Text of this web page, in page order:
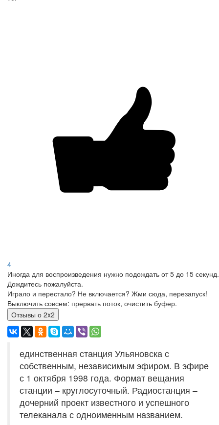
4
Иногда для воспроизведения нужно подождать от 5 до 15 секунд.
Дождитесь пожалуйста.
Играло и перестало? Не включается? Жми сюда, перезапуск!
Выключить совсем: прервать поток, очистить буфер.
Отзывы о 2x2
единственная станция Ульяновска с
собственным, независимым эфиром. В эфире
с 1 октября 1998 года. Формат вещания
станции – круглосуточный. Радиостанция –
дочерний проект известного и успешного
телеканала с одноименным названием.